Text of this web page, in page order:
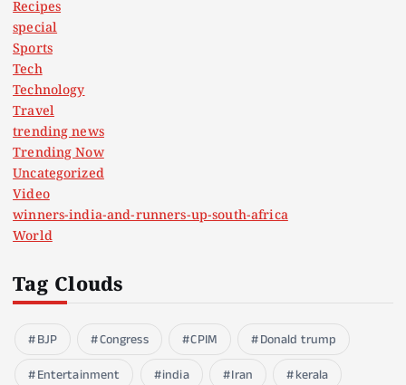
Recipes
special
Sports
Tech
Technology
Travel
trending news
Trending Now
Uncategorized
Video
winners-india-and-runners-up-south-africa
World
Tag Clouds
BJP Congress CPIM
Donald trump
Entertainment
india Iran
kerala